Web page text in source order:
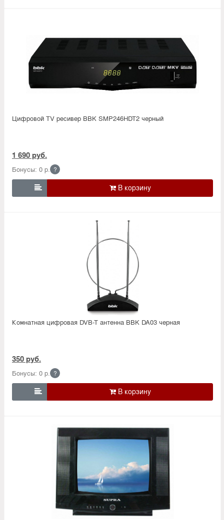
Цифровой TV ресивер BBK SMP246HDT2 черный
1 690 руб.
Бонусы: 0 р. ?

Комнатная цифровая DVB-T антенна BBK DA03 черная
350 руб.
Бонусы: 0 р. ?
